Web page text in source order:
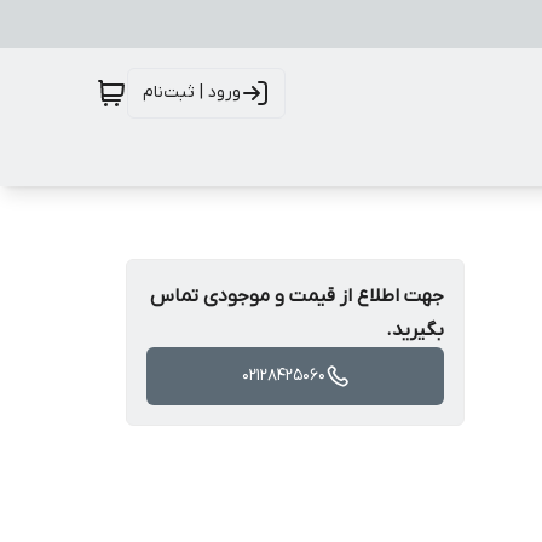
ورود | ثبت‌نام
جهت اطلاع از قیمت و موجودی تماس
بگیرید.
02128425060